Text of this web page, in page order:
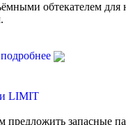
обтекателем для
и LIMIT
запасные